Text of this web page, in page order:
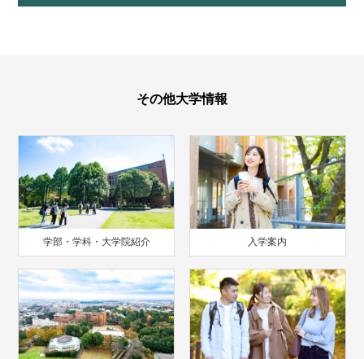
その他大学情報
学部・学科・大学院紹介 入学案内